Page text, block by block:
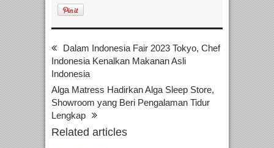
Dalam Indonesia Fair 2023 Tokyo, Chef
Indonesia Kenalkan Makanan Asli
Indonesia
Alga Matress Hadirkan Alga Sleep Store,
Showroom yang Beri Pengalaman Tidur
Lengkap
Related articles